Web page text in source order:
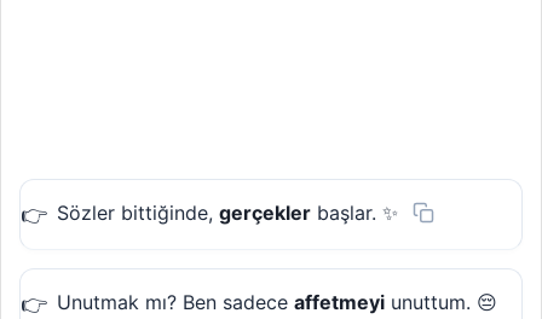
Sözler bittiğinde, gerçekler başlar. ✨
Unutmak mı? Ben sadece affetmeyi unuttum. 😔